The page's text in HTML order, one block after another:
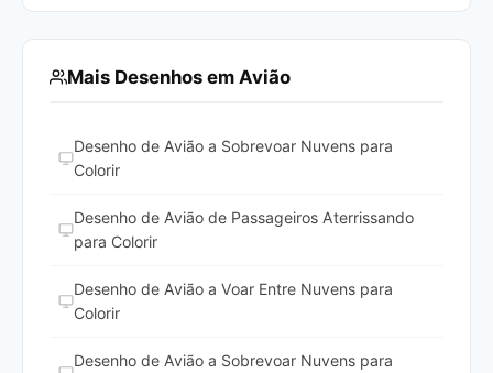
Mais Desenhos em Avião
Desenho de Avião a Sobrevoar Nuvens para
Colorir
Desenho de Avião de Passageiros Aterrissando
para Colorir
Desenho de Avião a Voar Entre Nuvens para
Colorir
Desenho de Avião a Sobrevoar Nuvens para